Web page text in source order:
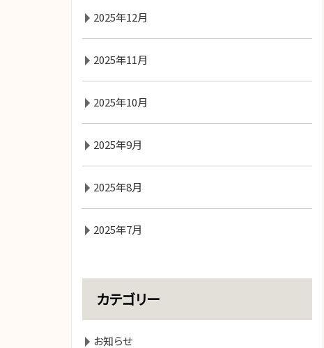
2025年12月
2025年11月
2025年10月
2025年9月
2025年8月
2025年7月
カテゴリー
お知らせ